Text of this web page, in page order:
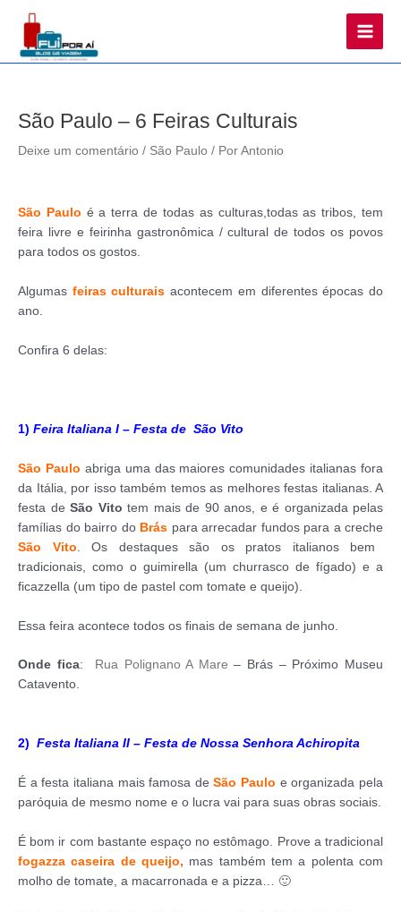
Main
São Paulo – 6 Feiras Culturais
Deixe um comentário / São Paulo / Por Antonio
São Paulo é a terra de todas as culturas,todas as tribos, tem
feira livre e feirinha gastronômica / cultural de todos os povos
para todos os gostos.
Algumas feiras culturais acontecem em diferentes épocas do
ano.
Confira 6 delas:
1) Feira Italiana I – Festa de São Vito
São Paulo abriga uma das maiores comunidades italianas fora
da Itália, por isso também temos as melhores festas italianas. A
festa de São Vito tem mais de 90 anos, e é organizada pelas
famílias do bairro doBrás para arrecadar fundos para a creche
São Vito . Os destaques são os pratos italianos bem
tradicionais, como o guimirella (um churrasco de fígado) e a
ficazzella (um tipo de pastel com tomate e queijo).
Essa feira acontece todos os finais de semana de junho.
Onde fica: Rua Polignano A Mare – Brás – Próximo Museu
Catavento.
2) Festa Italiana II – Festa de Nossa Senhora Achiropita
É a festa italiana mais famosa deSão Paulo e organizada pela
paróquia de mesmo nome e o lucra vai para suas obras sociais.
É bom ir com bastante espaço no estômago. Prove a tradicional
fogazza caseira de queijo, mas também tem a polenta com
molho de tomate, a macarronada e a pizza… 🙂